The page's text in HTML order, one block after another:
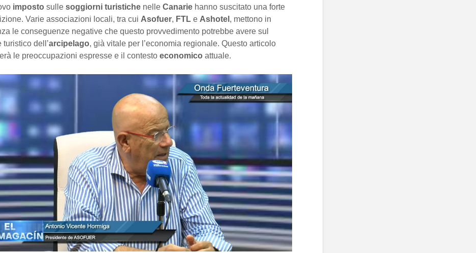
imposto sulle soggiorni turistiche nelle Canarie hanno suscitato una forte
Varie associazioni locali, tra cui Asofuer, FTL e Ashotel , mettono in
le conseguenze negative che questo provvedimento potrebbe avere sul
turistico dell’arcipelago, già vitale per l’economia regionale. Questo articolo
le preoccupazioni espresse e il contesto economico attuale.